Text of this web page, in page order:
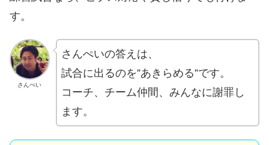
す。
さんぺい
さんぺいの答えは、
試合に出るのを”あきらめる”です。
コーチ、チーム仲間、みんなに謝罪し
ます。